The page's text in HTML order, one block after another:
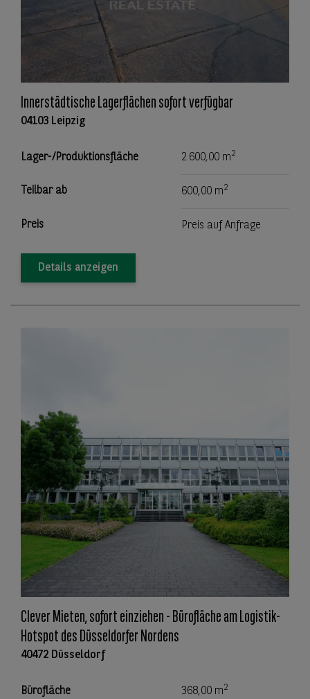
Innerstädtische Lagerflächen sofort verfügbar
04103 Leipzig
Lager-/Produktionsfläche 2.600,00 m2
Teilbar ab 600,00 m2
Preis Preis auf Anfrage
Details anzeigen
Clever Mieten, sofort einziehen - Bürofläche am Logistik-
Hotspot des Düsseldorfer Nordens
40472 Düsseldorf
Bürofläche 368,00 m2